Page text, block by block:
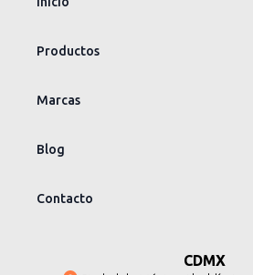
Productos
Marcas
Blog
Contacto
CDMX